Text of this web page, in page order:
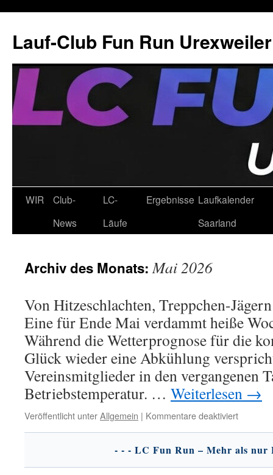
springen
Lauf-Club Fun Run
WIR
Club-
News
LC-
Läufe
Ergebnisse Laufkalender
Saarland
Archiv des Monats:Mai 2026
Von Hitzeschlachten, Treppchen-
Eine für Ende Mai verdammt heiße
Während die Wetterprognose für die
Glück wieder eine Abkühlung
Vereinsmitglieder in den vergangenen
Betriebstemperatur. … Weiterlesen →
Veröffentlicht unterAllgemein | Kommentare deaktiviertfür
vom